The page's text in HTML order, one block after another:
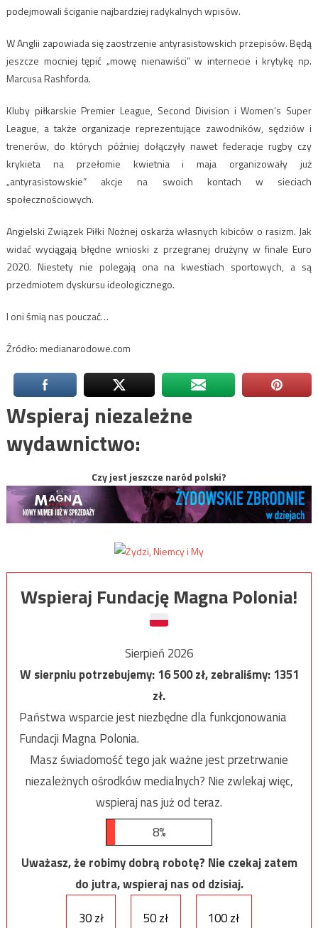
podejmowali ściganie najbardziej radykalnych wpisów.
W Anglii zapowiada się zaostrzenie antyrasistowskich przepisów. Będą
jeszcze mocniej tępić „mowę nienawiści” w internecie i krytykę np.
Marcusa Rashforda.
Kluby piłkarskie ​​Premier League, Second Division i Women’s Super
League, a także organizacje reprezentujące zawodników, sędziów i
trenerów, do których później dołączyły nawet federacje rugby czy
krykieta na przełomie kwietnia i maja organizowały już
„antyrasistowskie” akcje na swoich kontach w sieciach
społecznościowych.
Angielski Związek Piłki Nożnej oskarża własnych kibiców o rasizm. Jak
widać wyciągają błędne wnioski z przegranej drużyny w finale Euro
2020. Niestety nie polegają ona na kwestiach sportowych, a są
przedmiotem dyskursu ideologicznego.
I oni śmią nas pouczać…
Źródło: medianarodowe.com
Wspieraj niezależne
wydawnictwo:
Czy jest jeszcze naród polski?
Wspieraj Fundację Magna Polonia!
Sierpień 2026
W sierpniu potrzebujemy:16 500zł, zebraliśmy:1351
zł.
Państwa wsparcie jest niezbędne dla funkcjonowania
Fundacji Magna Polonia.
Masz świadomość tego jak ważne jest przetrwanie
niezależnych ośrodków medialnych? Nie zwlekaj więc,
wspieraj nas już od teraz.
8%
Uważasz, że robimy dobrą robotę? Nie czekaj zatem
do jutra, wspieraj nas od dzisiaj.
30 zł
50 zł 100 zł